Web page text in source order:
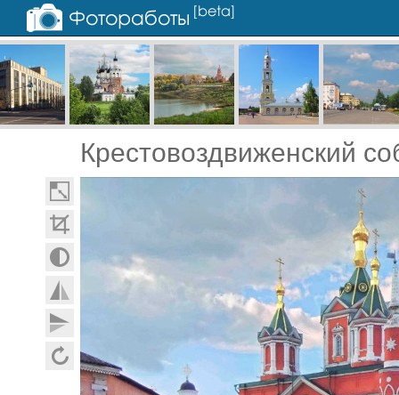
Крестовоздвиженский